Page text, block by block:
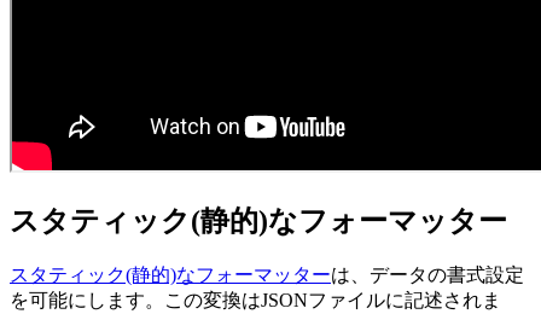
スタティック(静的)なフォーマッター
スタティック(静的)なフォーマッターは、データの書式設定
を可能にします。この変換はJSONファイルに記述されま